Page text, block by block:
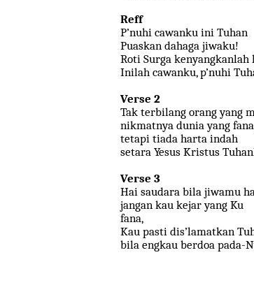
Reff
P’nuhi cawanku ini Tuhan
Puaskan dahaga jiwaku!
Roti Surga kenyangkanlah
Inilah cawanku, p’nuhi
Verse 2
Tak terbilang orang yang
nikmatnya dunia yang
tetapi tiada harta indah
setara Yesus Kristus
Verse 3
Hai saudara bila jiwamu
jangan kau kejar yang Ku
fana,
Kau pasti dis’lamatkan
bila engkau berdoa pada-